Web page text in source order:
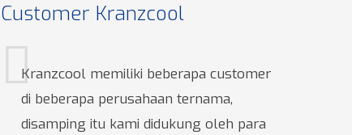
Customer Kranzcool
Kranzcool memiliki beberapa customer
di beberapa perusahaan ternama,
disamping itu kami didukung oleh para